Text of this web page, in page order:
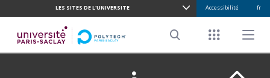
CONTENU
PRINCIPAL
LES SITES DE L'UNIVERSITE Accessibilité fr
Menu Menu